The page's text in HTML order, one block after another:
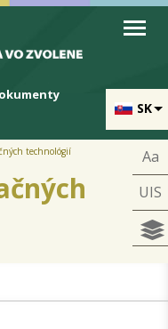
SK
Aa
UIS
technológií